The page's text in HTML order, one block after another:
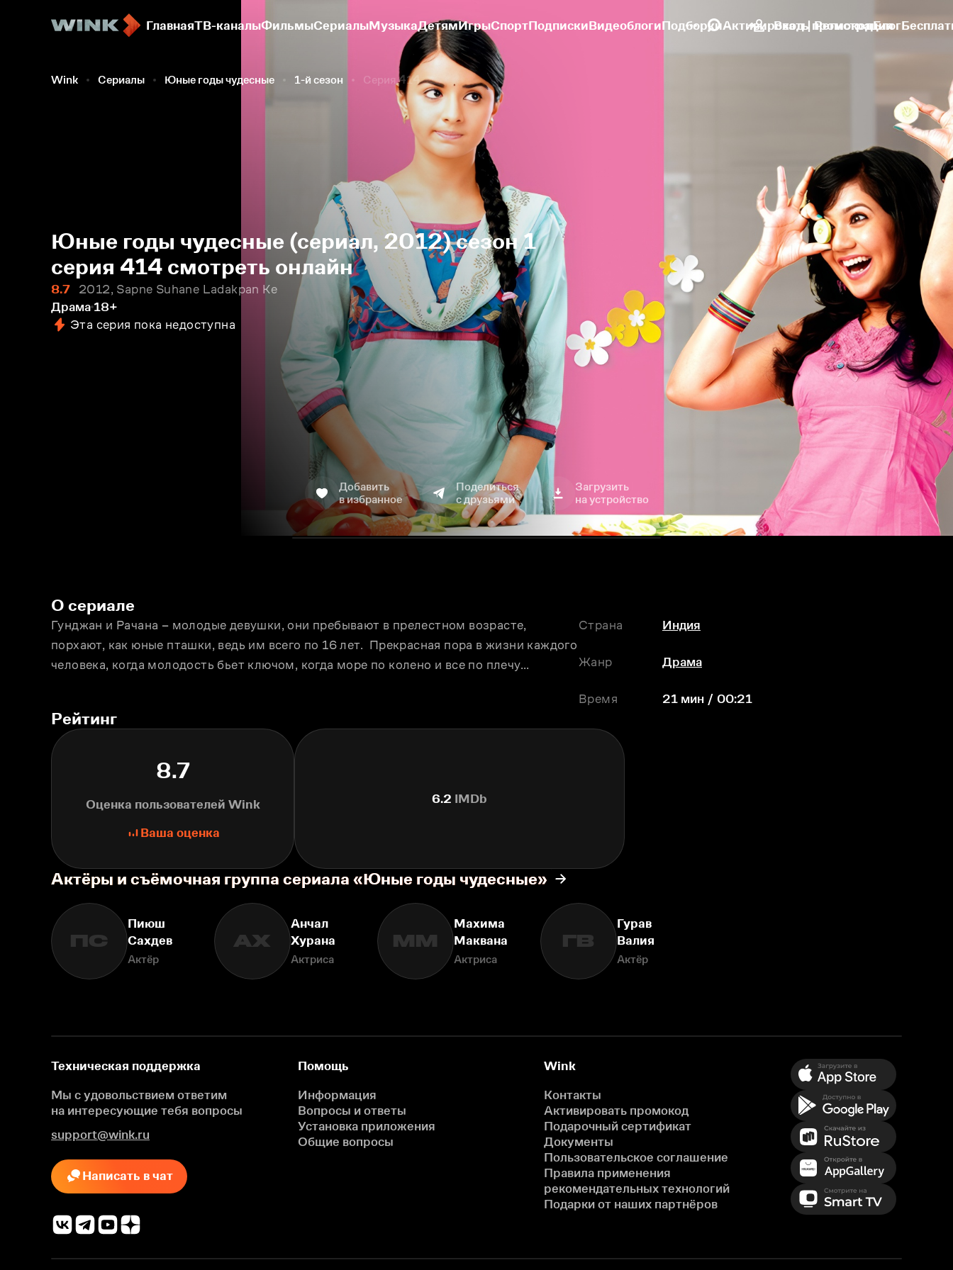
ГлавнаяТВ-каналыФильмыСериалыМузыкаДетямИгрыСпортПодпискиВидеоблогиПодборкиАктивировать промокодБлог
Вход | Регистрация
Wink Сериалы Юные годы чудесные 1-й сезон Серия 414
Юные годы чудесные (сериал, 2012) сезон 1
серия 414 смотреть онлайн
8.7
2012, Sapne Suhane Ladakpan Ke
Драма 18+
Эта серия пока недоступна
Добавить
в избранное
Поделиться
с друзьями
Загрузить
на устройство
О сериале
Гунджан и Рачана – молодые девушки, они пребывают в прелестном возрасте,
порхают, как юные пташки, ведь им всего по 16 лет.  Прекрасная пора в жизни каждого
человека, когда молодость бьет ключом, когда море по колено и все по плечу…
Страна Индия
Жанр Драма
Время 21 мин / 00:21
Рейтинг
8.7
Оценка пользователей Wink
Ваша оценка
6.2 IMDb
Актёры и съёмочная группа сериала «Юные годы чудесные»
ПС
Пиюш
Сахдев
Актёр
АХ
Анчал
Хурана
Актриса
ММ
Махима
Маквана
Актриса
ГВ
Гурав
Валия
Актёр
Техническая поддержка
Мы с удовольствием ответим
на интересующие тебя вопросы
support@wink.ru
Написать в чат
Помощь
Информация
Вопросы и ответы
Установка приложения
Общие вопросы
Wink
Контакты
Активировать промокод
Подарочный сертификат
Документы
Пользовательское соглашение
Правила применения
рекомендательных технологий
Подарки от наших партнёров